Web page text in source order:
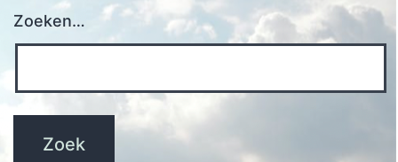
Zoeken…